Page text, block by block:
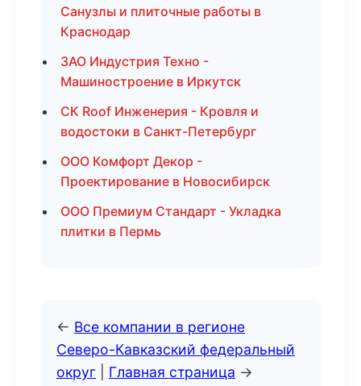
Санузлы и плиточные работы в
Краснодар
ЗАО Индустрия Техно -
Машиностроение в Иркутск
СК Roof Инженерия - Кровля и
водостоки в Санкт-Петербург
ООО Комфорт Декор -
Проектирование в Новосибирск
ООО Премиум Стандарт - Укладка
плитки в Пермь
← Все компании в регионе
Северо-Кавказский федеральный
округ
Главная страница →